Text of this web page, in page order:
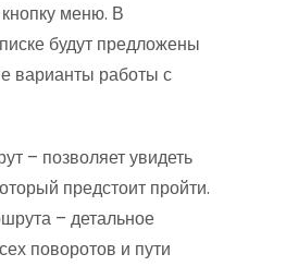
меню. В
будут предложены
варианты работы с
– позволяет увидеть
предстоит пройти.
– детальное
поворотов и пути